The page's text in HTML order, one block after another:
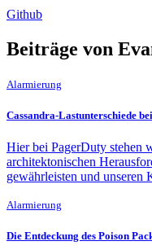
Github
Beiträge von
Alarmierung
Cassandra-Lastunterschiede
Hier bei PagerDuty stehen
architektonischen
gewährleisten und unseren
Alarmierung
Die Entdeckung des Poison